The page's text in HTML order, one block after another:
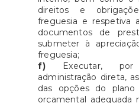
direitos e
freguesia e respetiva
documentos de
submeter à
freguesia;
f) Executar, por
administração direta,
das opções do
orçamental adequada